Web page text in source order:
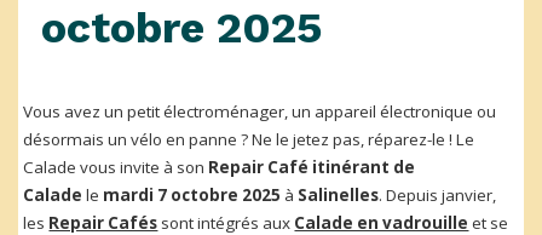
octobre 2025
Vous avez un petit électroménager, un appareil électronique ou
désormais un vélo en panne ? Ne le jetez pas, réparez-le ! Le
Calade vous invite à son Repair Café itinérant de
Calade le mardi 7 octobre 2025 à Salinelles. Depuis janvier,
les Repair Cafés sont intégrés aux Calade en vadrouille et se